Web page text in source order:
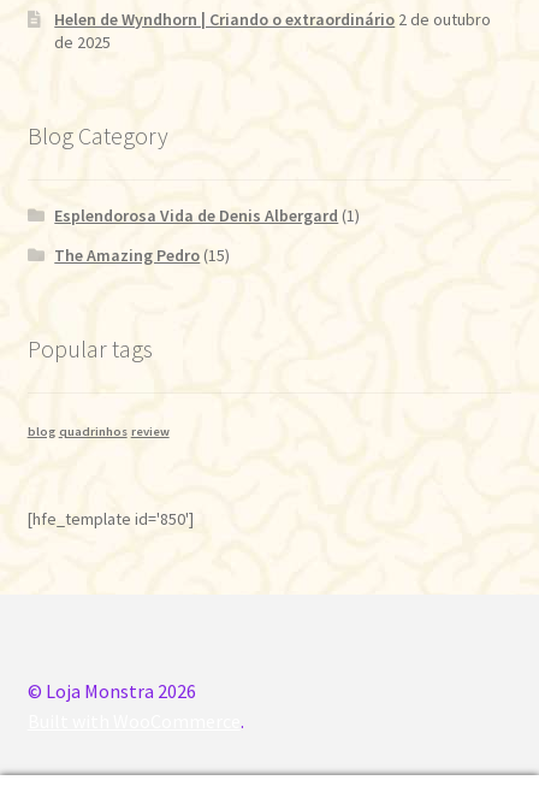
Helen de Wyndhorn | Criando o extraordinário 2 de outubro
de 2025
Blog Category
Esplendorosa Vida de Denis Albergard (1)
The Amazing Pedro(15)
Popular tags
blog quadrinhos review
[hfe_template id='850']
© Loja Monstra 2026
.